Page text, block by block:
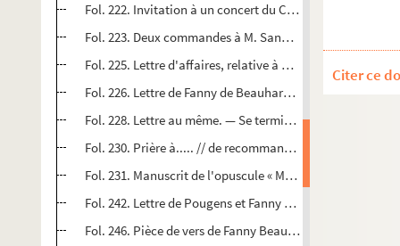
Fol. 222. Invitation à un concert du Cercle harmonique. —
Fol. 223. Deux commandes à M. Sandos, son tailleur,
Fol. 225. Lettre d'affaires, relative à un procès entre M
Fol. 226. Lettre de Fanny de Beauharnais à M. de
Fol. 228. Lettre au même. — Se termine par un quatrain à
Fol. 230. Prière à..... // de recommander M
Fol. 231. Manuscrit de l'opuscule « Moins que rien ou la
Fol. 242. Lettre de Pougens et Fanny Beauharnais,
Fol. 246. Pièce de vers de Fanny Beauharnais
Citer ce